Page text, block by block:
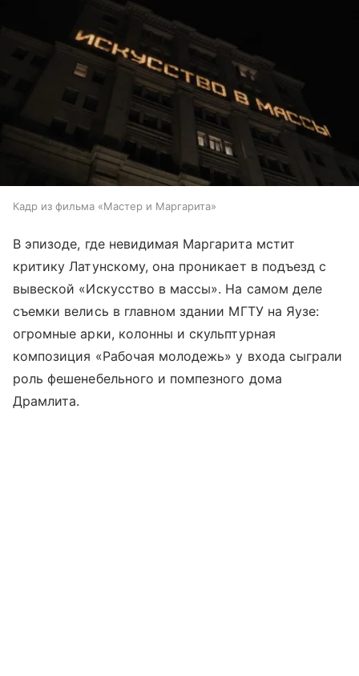
Кадр из фильма «Мастер и Маргарита»
В эпизоде, где невидимая Маргарита мстит
критику Латунскому, она проникает в подъезд с
вывеской «Искусство в массы». На самом деле
съемки велись в главном здании МГТУ на Яузе:
огромные арки, колонны и скульптурная
композиция «Рабочая молодежь» у входа сыграли
роль фешенебельного и помпезного дома
Драмлита.